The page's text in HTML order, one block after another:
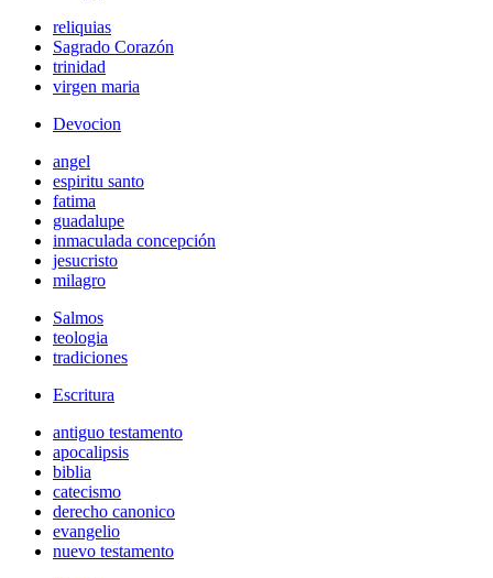
reliquias
Sagrado Corazón
trinidad
virgen maria
Devocion
angel
espiritu santo
fatima
guadalupe
inmaculada concepción
jesucristo
milagro
Salmos
teologia
tradiciones
Escritura
antiguo testamento
apocalipsis
biblia
catecismo
derecho canonico
evangelio
nuevo testamento